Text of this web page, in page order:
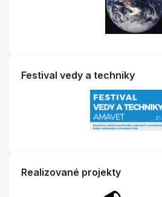
Festival vedy a techniky
Realizované projekty